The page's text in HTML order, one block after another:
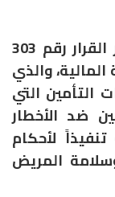
أعلنت وزارة الصحة والسكان، صدور القرار رقم 303
المالية، والذي
التأمين التي
ضد الأخطار
لأحكام
المريض